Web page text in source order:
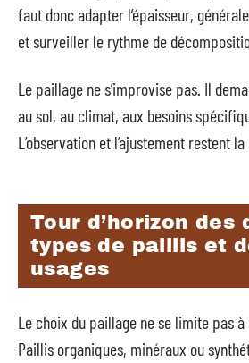
faut donc adapter l’épaisseur,
et surveiller le rythme de
Le paillage ne s’improvise pas. Il
au sol, au climat, aux besoins
L’observation et l’ajustement restent la
Tour d’horizon des
types de paillis et
usages
Le choix du paillage ne se limite pas à
Paillis organiques, minéraux ou